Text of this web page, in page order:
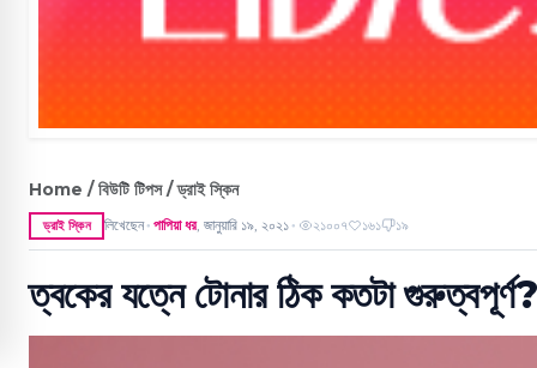
Home / বিউটি টিপস / ড্রাই স্কিন
ড্রাই স্কিন লিখেছেন ● পাপিয়া ধর,জানুয়ারি ১৯, ২০২১ ● ২১০০৭ ১৬১ ১৯
ত্বকের যত্নে টোনার ঠিক কতটা গুরুত্বপূর্ণ?